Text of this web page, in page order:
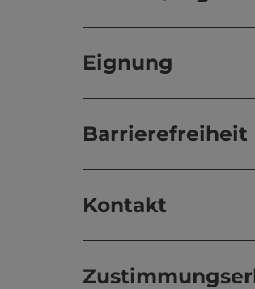
Eignung
Barrierefreiheit
Kontakt